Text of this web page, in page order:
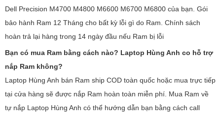
Dell Precision M4700 M4800 M6600 M6700 M6800 của bạn. Gói
bảo hành Ram 12 Tháng cho bất kỳ lỗi gì do Ram. Chính sách
hoàn trả lại hàng trong 14 ngày đầu nếu Ram bị lỗi
Bạn có mua Ram bằng cách nào? Laptop Hùng Anh co hỗ trợ
nắp Ram không?
Laptop Hùng Anh bán Ram ship COD toàn quốc hoặc mua trực tiếp
tại cửa hàng sẽ được nắp Ram hoàn toàn miễn phí. Mua Ram về
tự nắp Laptop Hùng Anh có thể hướng dẫn bạn bằng cách call